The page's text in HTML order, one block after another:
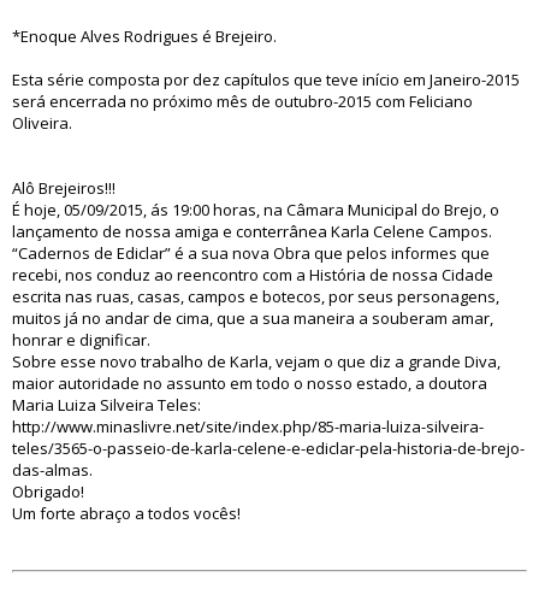
*Enoque Alves Rodrigues é Brejeiro.
Esta série composta por dez capítulos que teve início em Janeiro-2015
será encerrada no próximo mês de outubro-2015 com Feliciano
Oliveira.
Alô Brejeiros!!!
É hoje, 05/09/2015, ás 19:00 horas, na Câmara Municipal do Brejo, o
lançamento de nossa amiga e conterrânea Karla Celene Campos.
“Cadernos de Ediclar” é a sua nova Obra que pelos informes que
recebi, nos conduz ao reencontro com a História de nossa Cidade
escrita nas ruas, casas, campos e botecos, por seus personagens,
muitos já no andar de cima, que a sua maneira a souberam amar,
honrar e dignificar.
Sobre esse novo trabalho de Karla, vejam o que diz a grande Diva,
maior autoridade no assunto em todo o nosso estado, a doutora
Maria Luiza Silveira Teles:
http://www.minaslivre.net/site/index.php/85-maria-luiza-silveira-
teles/3565-o-passeio-de-karla-celene-e-ediclar-pela-historia-de-brejo-
das-almas.
Obrigado!
Um forte abraço a todos vocês!